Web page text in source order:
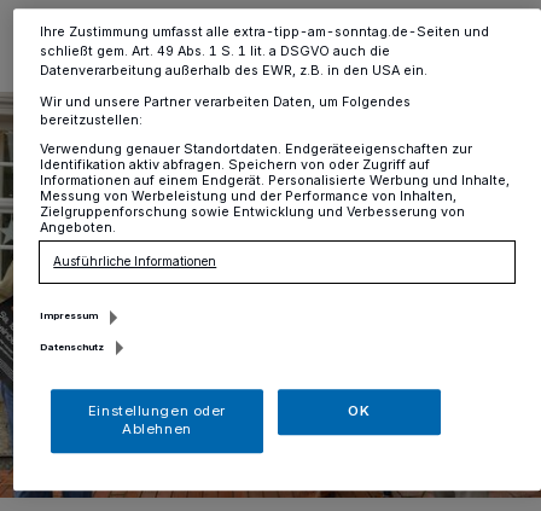
Ihre Zustimmung umfasst alle extra-tipp-am-sonntag.de-Seiten und
schließt gem. Art. 49 Abs. 1 S. 1 lit. a DSGVO auch die
Datenverarbeitung außerhalb des EWR, z.B. in den USA ein.
Wir und unsere Partner verarbeiten Daten, um Folgendes
bereitzustellen:
Verwendung genauer Standortdaten. Endgeräteeigenschaften zur
Identifikation aktiv abfragen. Speichern von oder Zugriff auf
Informationen auf einem Endgerät. Personalisierte Werbung und Inhalte,
Messung von Werbeleistung und der Performance von Inhalten,
Zielgruppenforschung sowie Entwicklung und Verbesserung von
Angeboten.
Ausführliche Informationen
Impressum
Datenschutz
Einstellungen oder
Ablehnen
OK